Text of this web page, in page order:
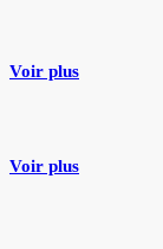
Voir plus
Voir plus